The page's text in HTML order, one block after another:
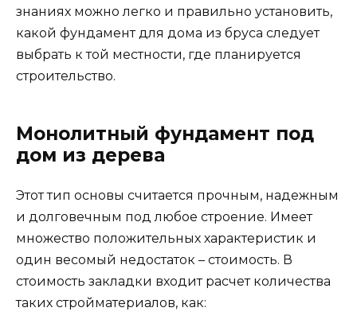
знаниях можно легко и правильно установить,
какой фундамент для дома из бруса следует
выбрать к той местности, где планируется
строительство.
Монолитный фундамент под
дом из дерева
Этот тип основы считается прочным, надежным
и долговечным под любое строение. Имеет
множество положительных характеристик и
один весомый недостаток – стоимость. В
стоимость закладки входит расчет количества
таких стройматериалов, как: